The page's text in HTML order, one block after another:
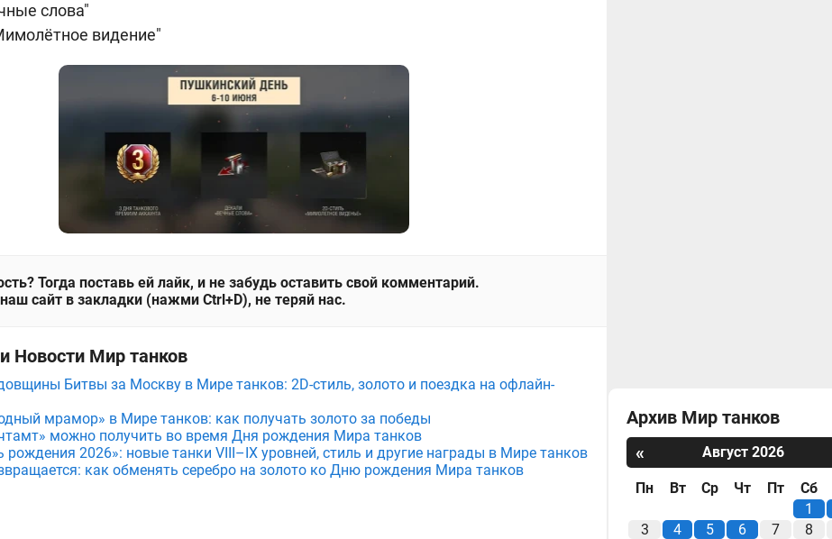
слова"
видение"
Тогда поставь ей лайк, и не забудь оставить свой комментарий.
сайт в закладки (нажми Ctrl+D), не теряй нас.
Новости Мир танков
Битвы за Москву в Мире танков: 2D-стиль, золото и поездка на офлайн-
мрамор» в Мире танков: как получать золото за победы
можно получить во время Дня рождения Мира танков
рождения 2026»: новые танки VIII–IX уровней, стиль и другие награды в Мире танков
как обменять серебро на золото ко Дню рождения Мира танков
Архив Мир танков
«
Август 2026
Пн Вт Ср Чт Пт
Сб
1
3
4 5 6 7
8